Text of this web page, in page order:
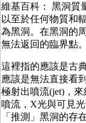
維基百科： 黑洞質
以至於任何物質和
為黑洞。在黑洞的
無法返回的臨界點。
這裡指的應該是古
應該是無法直接看
極射出噴流(jet)，
噴流，X光與可見
「推測」黑洞的存在